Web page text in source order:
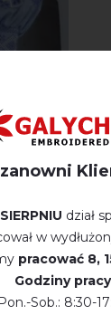
dział
w
pracować 8,
Godziny
Pon.-Sob.: 8:30-